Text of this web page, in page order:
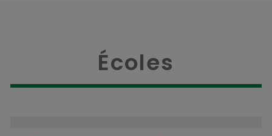
Écoles